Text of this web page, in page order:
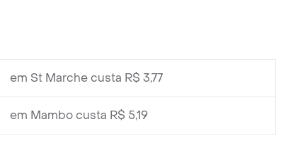
em St Marche custa R$ 3,77
em Mambo custa R$ 5,19